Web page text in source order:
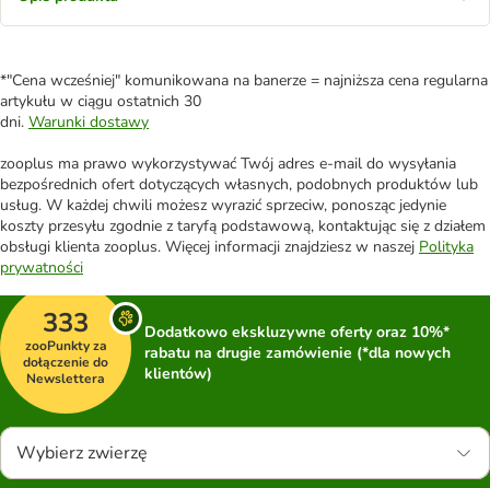
*"Cena wcześniej" komunikowana na banerze = najniższa cena regularna
artykułu w ciągu ostatnich 30
dni. Warunki dostawy
zooplus ma prawo wykorzystywać Twój adres e-mail do wysyłania
bezpośrednich ofert dotyczących własnych, podobnych produktów lub
usług. W każdej chwili możesz wyrazić sprzeciw, ponosząc jedynie
koszty przesyłu zgodnie z taryfą podstawową, kontaktując się z działem
obsługi klienta zooplus. Więcej informacji znajdziesz w naszej Polityka
prywatności
333
zooPunkty za
dołączenie do
Newslettera
Dodatkowo ekskluzywne oferty oraz 10%*
rabatu na drugie zamówienie (*dla nowych
klientów)
Wybierz zwierzę